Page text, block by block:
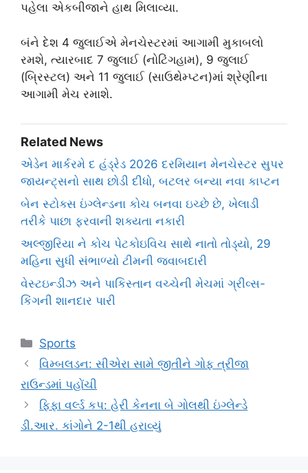
પહેલા એકબીજાને હાથ મિલાવ્યા.
બંને દેશ 4 જુલાઈએ મેનચેસ્ટરમાં આગામી મુકાબલો
રમશે, ત્યારબાદ 7 જુલાઈ (નોટિંગહામ), 9 જુલાઈ
(બ્રિસ્ટલ) અને 11 જુલાઈ (સાઉથેમ્પ્ટન)માં શ્રેણીના
આગામી મેચ રમાશે.
Related News
એડેન માર્કરમે દ હંડ્રેડ 2026 દરમિયાન મેનચેસ્ટર સુપર
જાયન્ટ્સનો સાથ છોડી દીધો, બટલર બન્યા નવા કાપ્ટન
બેન સ્ટોક્સ ઇંગ્લેન્ડના કોચ બનવા ઇચ્છે છે, ખેલાડી
તરીકે પાછા ફરવાની શક્યતા નકારી
અલ્જીરિયા ને કોચ પેટકોઇવિચ સાથે નાતો તોડ્યો, 29
મહિના સુધી સંભાળ્યો ટીમની જવાબદારી
વેસ્ટઇન્ડીઝ અને પાકિસ્તાન વચ્ચેની મેચમાં ગ્રીવ્સ-
કિંગની શાનદાર પારી
Categories
Sports
વિમ્બલડન: સીએરા સામે જીતીને ગોફ ત્રીજા
રાઉન્ડમાં પહોંચી
ફિફા વર્લ્ડ કપ: હેરી કેનના બે ગોલથી ઇંગ્લેન્ડે
ડી.આર. કાંગોને 2-1થી હરાવ્યું